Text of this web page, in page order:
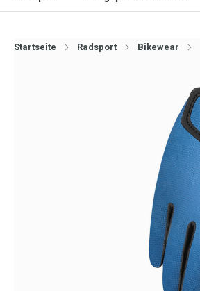
Startseite Radsport Bikewear